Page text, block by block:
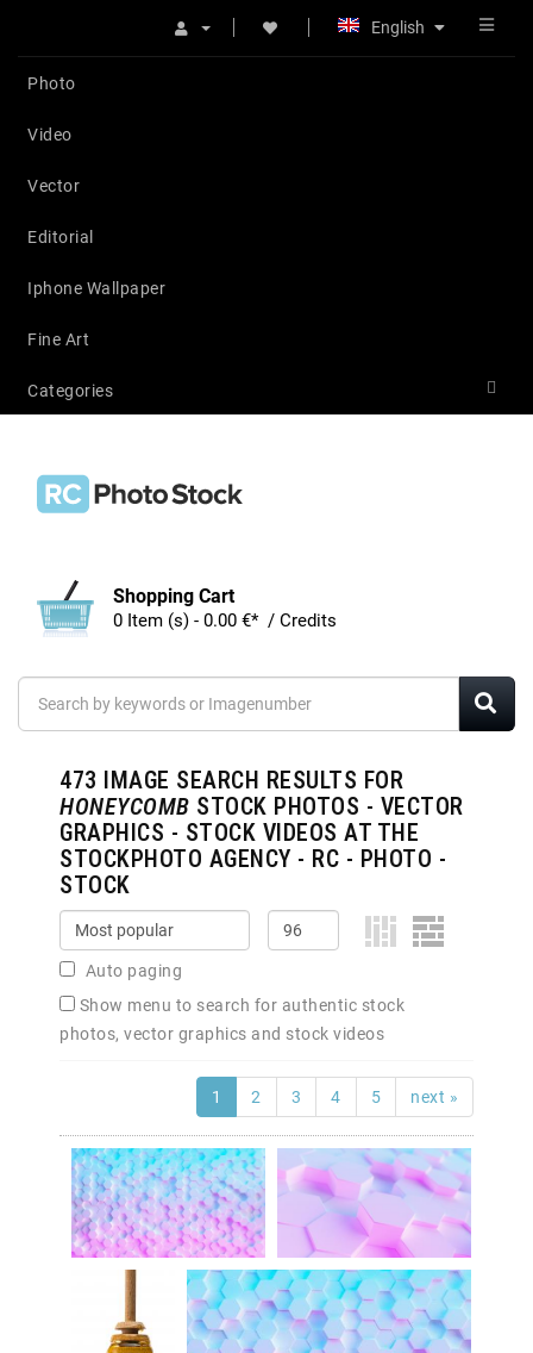
English
Photo
Video
Vector
Editorial
Iphone Wallpaper
Fine Art
Categories
Shopping Cart
0 Item (s) - 0.00 €* / Credits
473 IMAGE SEARCH RESULTS FOR
HONEYCOMB STOCK PHOTOS - VECTOR
GRAPHICS - STOCK VIDEOS AT THE
STOCKPHOTO AGENCY - RC - PHOTO -
STOCK
Auto paging
Show menu to search for authentic stock
photos, vector graphics and stock videos
1 2 3 4 5 next »